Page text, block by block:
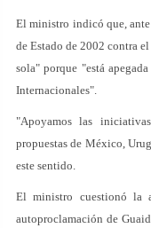
El ministro indicó que,
de Estado de 2002 contra
sola" porque "está
Internacionales".
"Apoyamos las
propuestas de México,
este sentido.
El ministro cuestionó la
autoproclamación de